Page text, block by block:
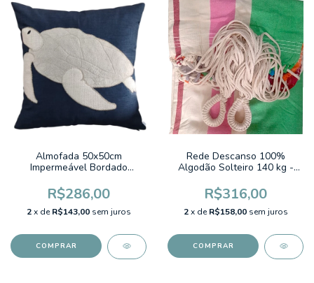
Almofada 50x50cm
Impermeável Bordado
R$286,00
2 x deR$143,00 sem juros
Rede Descanso 100%
Algodão Solteiro 140 kg -
franja Listrado Verde e Rosa
Amazonas
R$316,00
2 x deR$158,00 sem juros